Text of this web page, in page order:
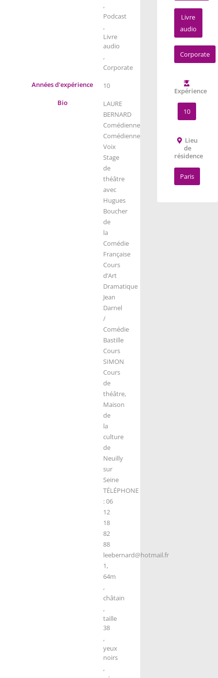
,
Podcast
,
Livre
audio
,
Corporate
Années d'expérience
10
Bio
LAURE
BERNARD
Comédienne
Comédienne
Voix
Stage
de
théâtre
avec
Hugues
Boucher
de
la
Comédie
Française
Cours
d’Art
Dramatique
Jean
Darnel
/
Comédie
Bastille
Cours
SIMON
Cours
de
théâtre,
Maison
de
la
culture
de
Neuilly
sur
Seine
TÉLÉPHONE
: 06
12
18
82
88
leebernard@hotmail.fr
1,
64m
,
châtain
,
taille
38
,
yeux
noirs
,
Livre
audio
Corporate
Expérience
10
Lieu
de
résidence
Paris